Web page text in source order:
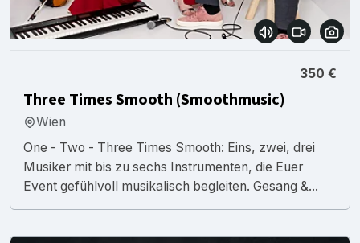
350 €
Three Times Smooth (Smoothmusic)
Wien
One - Two - Three Times Smooth: Eins, zwei, drei
Musiker mit bis zu sechs Instrumenten, die Euer
Event gefühlvoll musikalisch begleiten. Gesang &...